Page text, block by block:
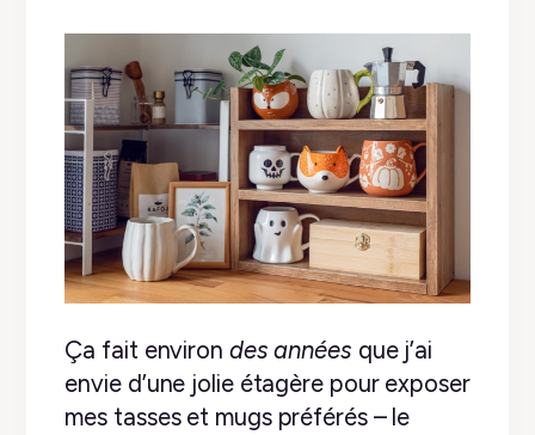
Ça fait environ des années que j’ai
envie d’une jolie étagère pour exposer
mes tasses et mugs préférés – le